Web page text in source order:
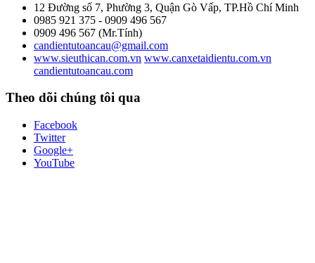
12 Đường số 7, Phường 3, Quận Gò Vấp, TP.Hồ Chí Minh
0985 921 375 - 0909 496 567
0909 496 567 (Mr.Tính)
candientutoancau@gmail.com
www.sieuthican.com.vn www.canxetaidientu.com.vn
candientutoancau.com
Theo dõi chúng tôi qua
Facebook
Twitter
Google+
YouTube